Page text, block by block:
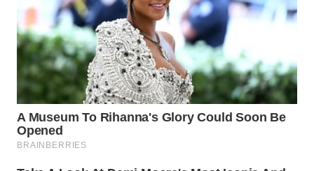
WN
NIAS
WN
LANGKAT
WN
TAPANULI